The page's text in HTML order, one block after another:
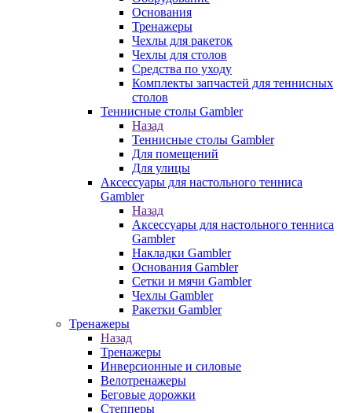
Основания
Тренажеры
Чехлы для ракеток
Чехлы для столов
Средства по уходу
Комплекты запчастей для теннисных
столов
Теннисные столы Gambler
Назад
Теннисные столы Gambler
Для помещений
Для улицы
Аксессуары для настольного тенниса
Gambler
Назад
Аксессуары для настольного тенниса
Gambler
Накладки Gambler
Основания Gambler
Сетки и мячи Gambler
Чехлы Gambler
Ракетки Gambler
Тренажеры
Назад
Тренажеры
Инверсионные и силовые
Велотренажеры
Беговые дорожки
Степперы